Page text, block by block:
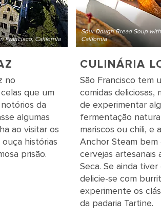
Francisco, California
no
que um
da
algumas
ao visitar os
histórias
prisão.
Sour Dough Bread Soup
California
CULINÁRIA
São Francisco tem
comidas deliciosas,
de experimentar
fermentação
mariscos ou chili, e
Anchor Steam bem
cervejas artesanais
Seca. Se ainda
delicie-se com
experimente os
da padaria Tartine.